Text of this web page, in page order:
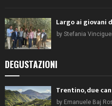
Largo ai giovani
by Stefania
DEGUSTAZIONI
Trentino, due
by Emanuele Baj